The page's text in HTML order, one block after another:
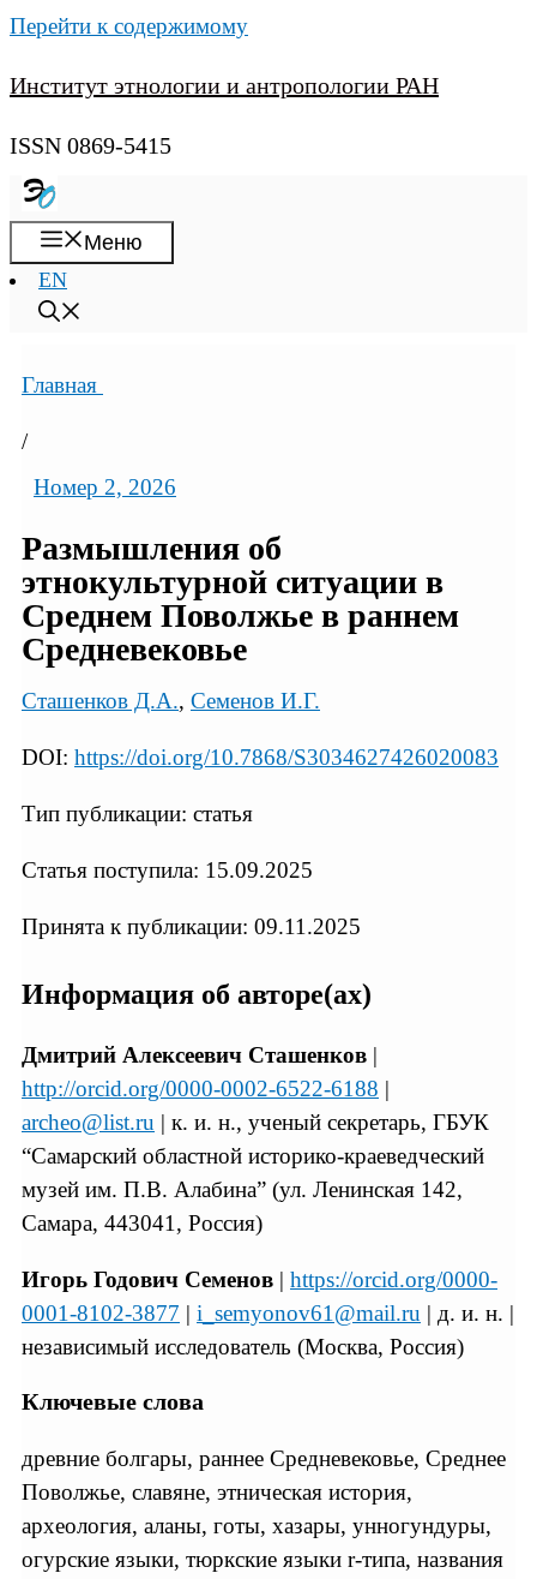
Перейти к содержимому
Институт этнологии и антропологии РАН
ISSN 0869-5415
Меню
EN
Главная
/
Номер 2, 2026
Размышления об
этнокультурной ситуации в
Среднем Поволжье в раннем
Средневековье
Сташенков Д.А., Семенов И.Г.
DOI: https://doi.org/10.7868/S3034627426020083
Тип публикации: статья
Статья поступила: 15.09.2025
Принята к публикации: 09.11.2025
Информация об авторе(ах)
Дмитрий Алексеевич Сташенков |
http://orcid.org/0000-0002-6522-6188 |
archeo@list.ru | к. и. н., ученый секретарь, ГБУК
“Самарский областной историко-краеведческий
музей им. П.В. Алабина” (ул. Ленинская 142,
Самара, 443041, Россия)
Игорь Годович Семенов | https://orcid.org/0000-
0001-8102-3877 | i_semyonov61@mail.ru | д. и. н. |
независимый исследователь (Москва, Россия)
Ключевые слова
древние болгары, раннее Средневековье, Среднее
Поволжье, славяне, этническая история,
археология, аланы, готы, хазары, унногундуры,
огурские языки, тюркские языки r-типа, названия